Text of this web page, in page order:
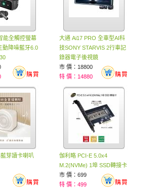
能全觸控螢幕
動降噪藍牙6.0
大通 Ai17 PRO 全車型AI科
技SONY STARVIS 2行車記
錄器電子後視鏡
市 價：18800
特 價：14880
芽讀卡喇叭
伽利略 PCI-E 5.0x4
M.2(NVMe) 1埠 SSD轉接卡
市 價：699
特 價：499